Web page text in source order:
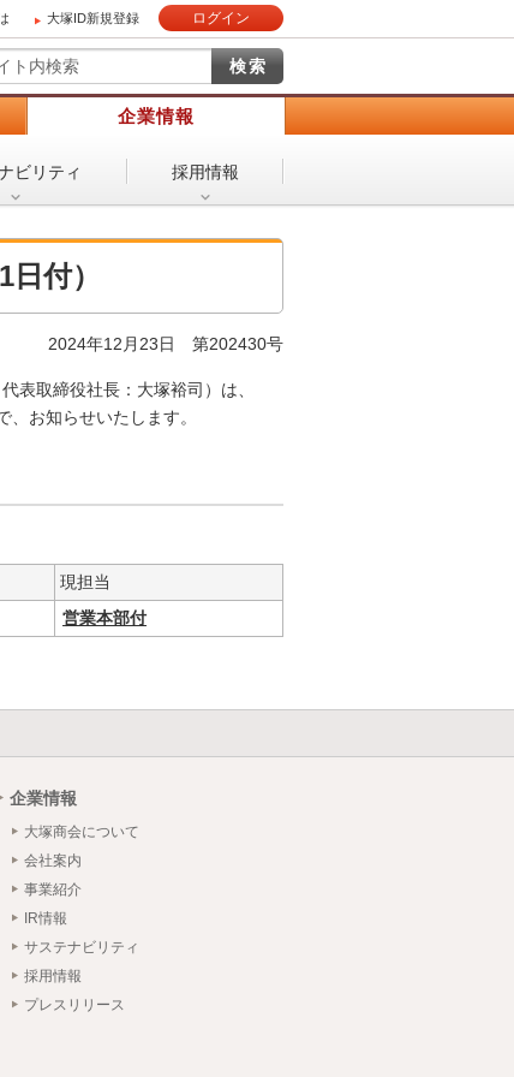
大塚ID新規登録 ログイン
企業情報
ビリティ 採用情報
付）
2024年12月23日 第202430号
表取締役社長：大塚裕司）は、
お知らせいたします。
現担当
営業本部付
企業情報
大塚商会について
会社案内
事業紹介
IR情報
サステナビリティ
採用情報
プレスリリース